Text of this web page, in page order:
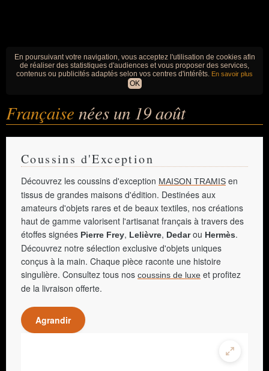
En poursuivant votre navigation, vous acceptez l'utilisation de cookies afin
de réaliser des statistiques d'audiences et vous proposer des services,
contenus ou publicités adaptés selon vos centres d'intérêts. En savoir plus
OK
Française nées un 19 août
Coussins d'Exception
Découvrez les coussins d'exception MAISON TRAMIS en
tissus de grandes maisons d'édition. Destinées aux
amateurs d'objets rares et de beaux textiles, nos créations
haut de gamme valorisent l'artisanat français à travers des
étoffes signées Pierre Frey, Lelièvre, Dedarou Hermès.
Découvrez notre sélection exclusive d'objets uniques
conçus à la main. Chaque pièce raconte une histoire
singulière. Consultez tous nos coussins de luxe et profitez
de la livraison offerte.
Agrandir